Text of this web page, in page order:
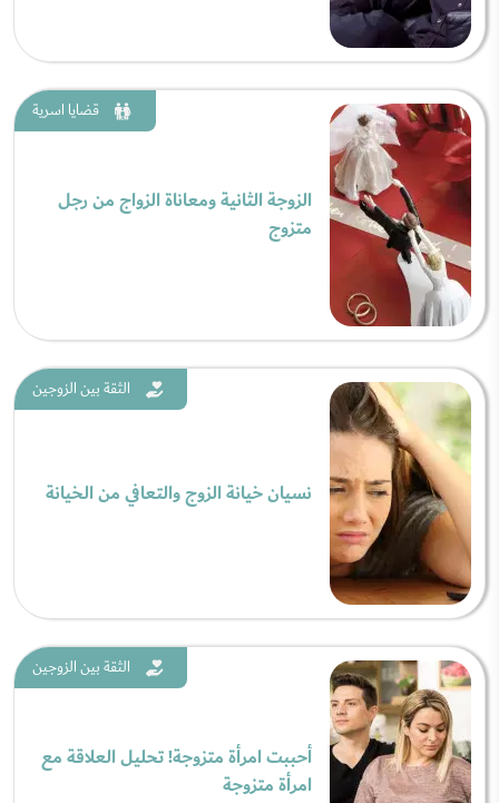
قضايا اسرية
الزوجة الثانية ومعاناة الزواج من رجل
متزوج
الثقة بين الزوجين
نسيان خيانة الزوج والتعافي من الخيانة
الثقة بين الزوجين
أحببت امرأة متزوجة! تحليل العلاقة مع
امرأة متزوجة